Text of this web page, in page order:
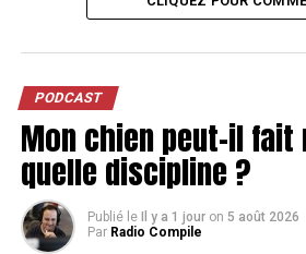
PODCAST
Mon chien peut-il fait
quelle discipline ?
Publié le Il y a 1 jour on 5 août 2026
Par Radio Compile